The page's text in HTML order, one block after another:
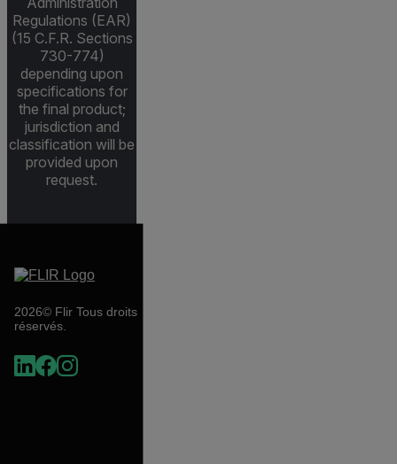
Regulations (EAR)
(15 C.F.R. Sections
730-774)
depending upon
specifications for
the final product;
jurisdiction and
classification will be
provided upon
request.
2026© Flir Tous droits
réservés.